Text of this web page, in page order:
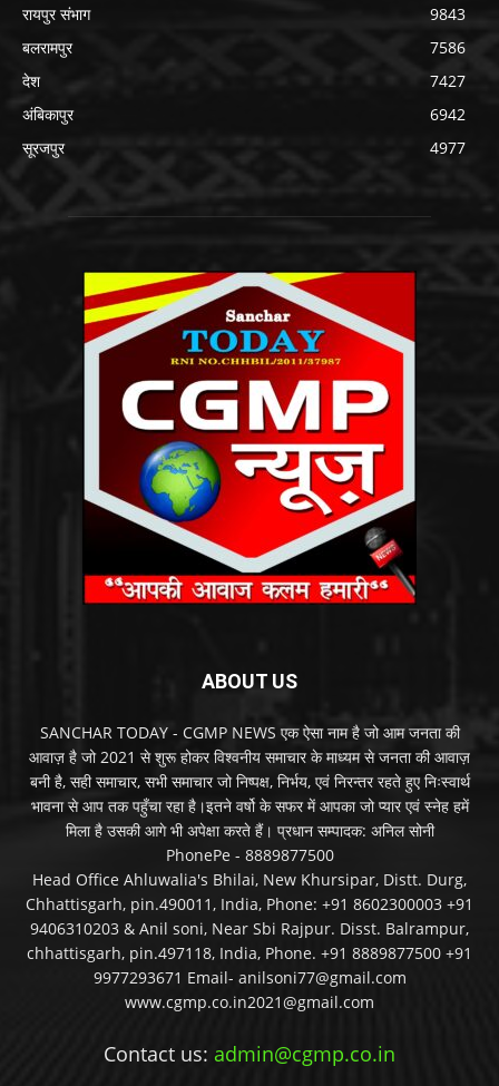
रायपुर संभाग
9843
बलरामपुर
7586
देश
7427
अंबिकापुर
6942
सूरजपुर
4977
ABOUT US
SANCHAR TODAY - CGMP NEWS एक ऐसा नाम है जो आम जनता की
आवाज़ है जो 2021 से शुरू होकर विश्वनीय समाचार के माध्यम से जनता की आवाज़
बनी है, सही समाचार, सभी समाचार जो निष्पक्ष, निर्भय, एवं निरन्तर रहते हुए निःस्वार्थ
भावना से आप तक पहुँचा रहा है।इतने वर्षो के सफर में आपका जो प्यार एवं स्नेह हमें
मिला है उसकी आगे भी अपेक्षा करते हैं। प्रधान सम्पादक: अनिल सोनी
PhonePe - 8889877500
Head Office Ahluwalia's Bhilai, New Khursipar, Distt. Durg,
Chhattisgarh, pin.490011, India, Phone: +91 8602300003 +91
9406310203 & Anil soni, Near Sbi Rajpur. Disst. Balrampur,
chhattisgarh, pin.497118, India, Phone. +91 8889877500 +91
9977293671 Email- anilsoni77@gmail.com
www.cgmp.co.in2021@gmail.com
Contact us: admin@cgmp.co.in